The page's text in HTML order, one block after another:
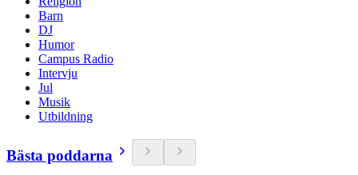
Barn
DJ
Humor
Campus Radio
Intervju
Jul
Musik
Utbildning
Bästa poddarna